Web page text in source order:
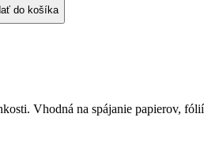
do košíka
Vhodná na spájanie papierov,